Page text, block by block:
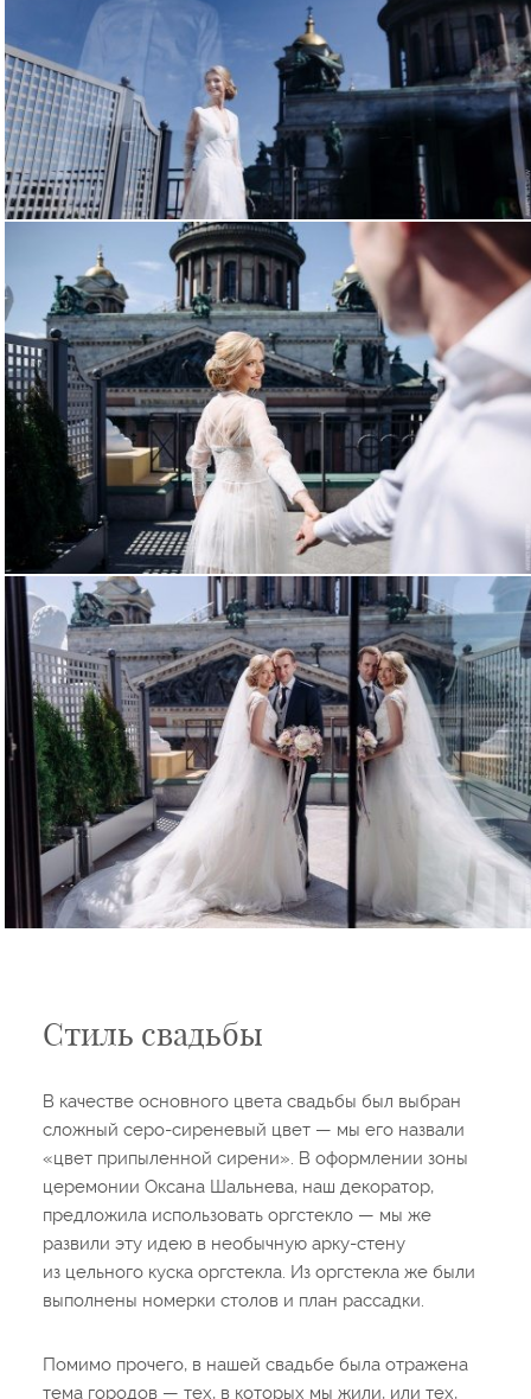
Стиль свадьбы
В качестве основного цвета свадьбы был выбран
сложный серо-сиреневый цвет — мы его назвали
«цвет припыленной сирени». В оформлении зоны
церемонии Оксана Шальнева, наш декоратор,
предложила использовать оргстекло — мы же
развили эту идею в необычную арку-стену
из цельного куска оргстекла. Из оргстекла же были
выполнены номерки столов и план рассадки.
Помимо прочего, в нашей свадьбе была отражена
тема городов — тех, в которых мы жили, или тех,